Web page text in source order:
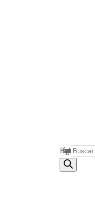
Búsqueda de productos